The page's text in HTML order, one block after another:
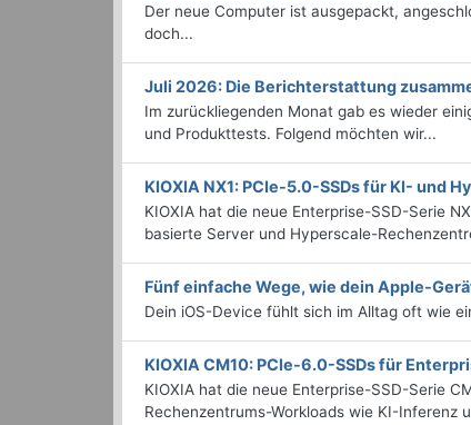
Der neue Computer ist ausgepackt,
doch...
Juli 2026: Die Bericht­erstattung
Im zurückliegenden Monat gab es wieder
und Produkttests. Folgend möchten wir...
KIOXIA NX1: PCIe-5.0-SSDs für KI- und
KIOXIA hat die neue Enterprise-SSD-Serie
basierte Server und Hyperscale-
Fünf einfache Wege, wie dein Apple-
Dein iOS-Device fühlt sich im Alltag oft wie
KIOXIA CM10: PCIe-6.0-SSDs für
KIOXIA hat die neue Enterprise-SSD-Serie
Rechenzentrums-Workloads wie KI-Inferenz